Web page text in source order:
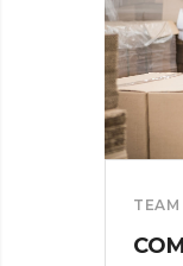
TEAM